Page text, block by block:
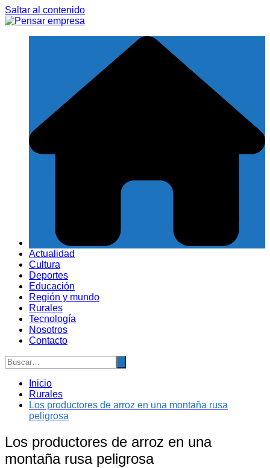
Saltar al contenido
Actualidad
Cultura
Deportes
Educación
Región y mundo
Rurales
Tecnología
Nosotros
Contacto
Inicio
Rurales
Los productores de arroz en una montaña rusa
peligrosa
Los productores de arroz en una
montaña rusa peligrosa